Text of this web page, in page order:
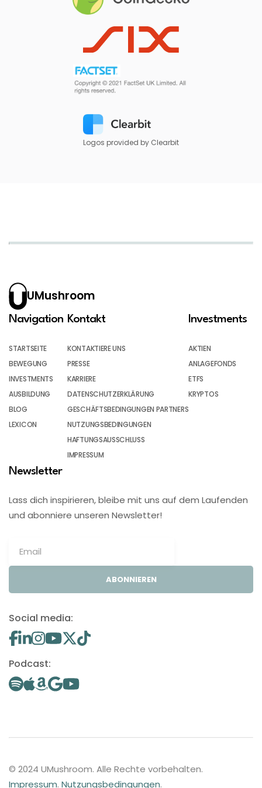
Logos provided by Clearbit
UMushroom
Navigation
STARTSEITE
BEWEGUNG
INVESTMENTS
AUSBILDUNG
BLOG
LEXICON
Kontakt
KONTAKTIERE UNS
PRESSE
KARRIERE
DATENSCHUTZERKLÄRUNG
GESCHÄFTSBEDINGUNGEN PARTNERS
NUTZUNGSBEDINGUNGEN
HAFTUNGSAUSSCHLUSS
IMPRESSUM
Investments
AKTIEN
ANLAGEFONDS
ETFS
KRYPTOS
Newsletter
Lass dich inspirieren, bleibe mit uns auf dem Laufenden
und abonniere unseren Newsletter!
ABONNIEREN
Social media:
Podcast:
© 2024 UMushroom. Alle Rechte vorbehalten.
Impressum. Nutzungsbedingungen.